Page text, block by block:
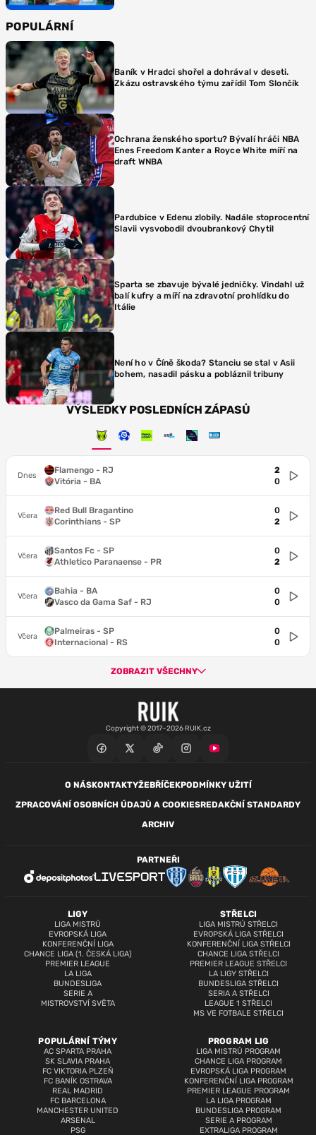
POPULÁRNÍ
Baník v Hradci shořel a dohrával v deseti.
Zkázu ostravského týmu zařídil Tom Slončík
Ochrana ženského sportu? Bývalí hráči NBA
Enes Freedom Kanter a Royce White míří na
draft WNBA
Pardubice v Edenu zlobily. Nadále stoprocentní
Slavii vysvobodil dvoubrankový Chytil
Sparta se zbavuje bývalé jedničky. Vindahl už
balí kufry a míří na zdravotní prohlídku do
Itálie
Není ho v Číně škoda? Stanciu se stal v Asii
bohem, nasadil pásku a pobláznil tribuny
VÝSLEDKY POSLEDNÍCH ZÁPASŮ
Dnes
Flamengo - RJ
Vitória - BA
2
0
Včera
Red Bull Bragantino
Corinthians - SP
0
2
Včera
Santos Fc - SP
Athletico Paranaense - PR
0
2
Včera
Bahia - BA
Vasco da Gama Saf - RJ
0
0
Včera
Palmeiras - SP
Internacional - RS
0
0
ZOBRAZIT VŠECHNY
Copyright © 2017–2026 RUIK.cz
O NÁSKONTAKTYŽEBŘÍČEKPODMÍNKY UŽITÍ
ZPRACOVÁNÍ OSOBNÍCH ÚDAJŮ A COOKIESREDAKČNÍ STANDARDY
ARCHIV
LIGY
LIGA MISTRŮ
EVROPSKÁ LIGA
KONFERENČNÍ LIGA
CHANCE LIGA (1. ČESKÁ LIGA)
PREMIER LEAGUE
LA LIGA
BUNDESLIGA
SERIE A
MISTROVSTVÍ SVĚTA
STŘELCI
LIGA MISTRŮ STŘELCI
EVROPSKÁ LIGA STŘELCI
KONFERENČNÍ LIGA STŘELCI
CHANCE LIGA STŘELCI
PREMIER LEAGUE STŘELCI
LA LIGY STŘELCI
BUNDESLIGA STŘELCI
SERIA A STŘELCI
LEAGUE 1 STŘELCI
MS VE FOTBALE STŘELCI
POPULÁRNÍ TÝMY
AC SPARTA PRAHA
SK SLAVIA PRAHA
FC VIKTORIA PLZEŇ
FC BANÍK OSTRAVA
REAL MADRID
FC BARCELONA
MANCHESTER UNITED
ARSENAL
PSG
PROGRAM LIG
LIGA MISTRŮ PROGRAM
CHANCE LIGA PROGRAM
EVROPSKÁ LIGA PROGRAM
KONFERENČNÍ LIGA PROGRAM
PREMIER LEAGUE PROGRAM
LA LIGA PROGRAM
BUNDESLIGA PROGRAM
SERIE A PROGRAM
EXTRALIGA PROGRAM
PARTNEŘI